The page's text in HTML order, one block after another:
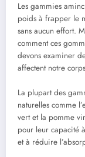
Les gammies
poids à frapper le
sans aucun effort.
comment ces
devons examiner
affectent notre
La plupart des
naturelles comme
vert et la pomme
pour leur capacité
et à réduire